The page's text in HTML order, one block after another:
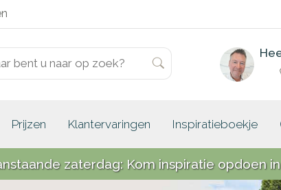
Prijzen Klantervaringen Inspiratieboekje
zaterdag: Kom inspiratie opdoen